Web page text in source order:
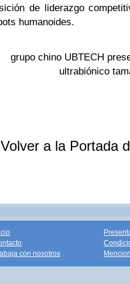
de liderazgo
humanoides.
Volver a la Portada
con nosotros